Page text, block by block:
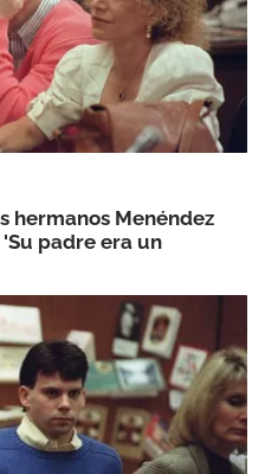
hermanos Menéndez
padre era un